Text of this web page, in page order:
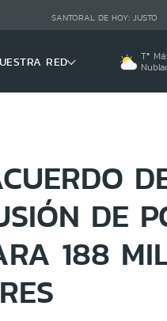
SANTORAL DE HOY: JUSTO
RED Tª
DE
188